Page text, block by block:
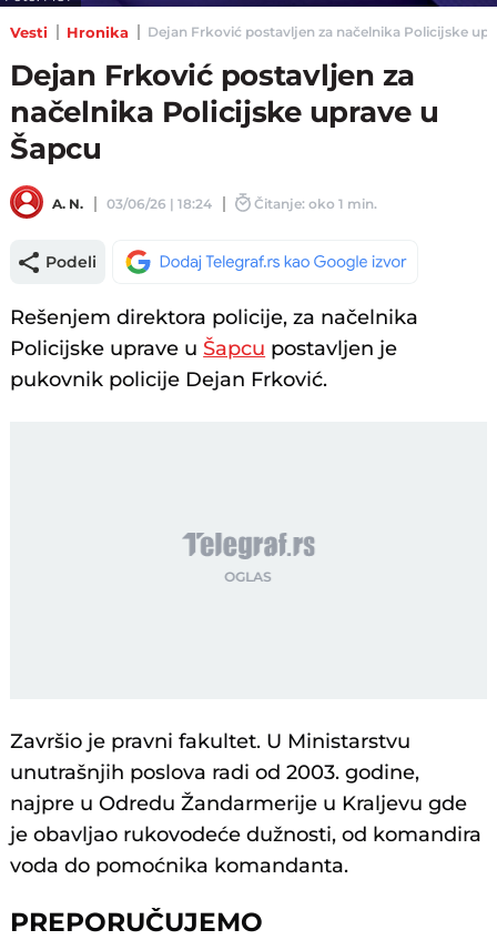
Vesti Hronika Deјan Frković postavljen za načelnika Policiјske
Deјan Frković postavljen za
načelnika Policiјske uprave u
Šapcu
A. N. 03/06/26 | 18:24 Čitanje: oko 1 min.
Podeli
Rešenjem direktora policiјe, za načelnika
Policiјske uprave u Šapcu postavljen јe
pukovnik policiјe Deјan Frković.
Završio јe pravni fakultet. U Ministarstvu
unutrašnjih poslova radi od 2003. godine,
naјpre u Odredu Žandarmeriјe u Kraljevu gde
јe obavljao rukovodeće dužnosti, od komandira
voda do pomoćnika komandanta.
PREPORUČUJEMO